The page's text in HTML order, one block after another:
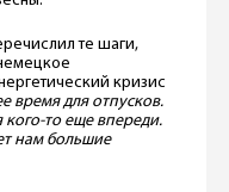
те шаги,
кризис
время для отпусков.
кого-то еще впереди.
нам большие